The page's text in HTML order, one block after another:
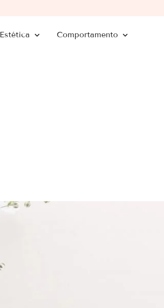
Estética Comportamento